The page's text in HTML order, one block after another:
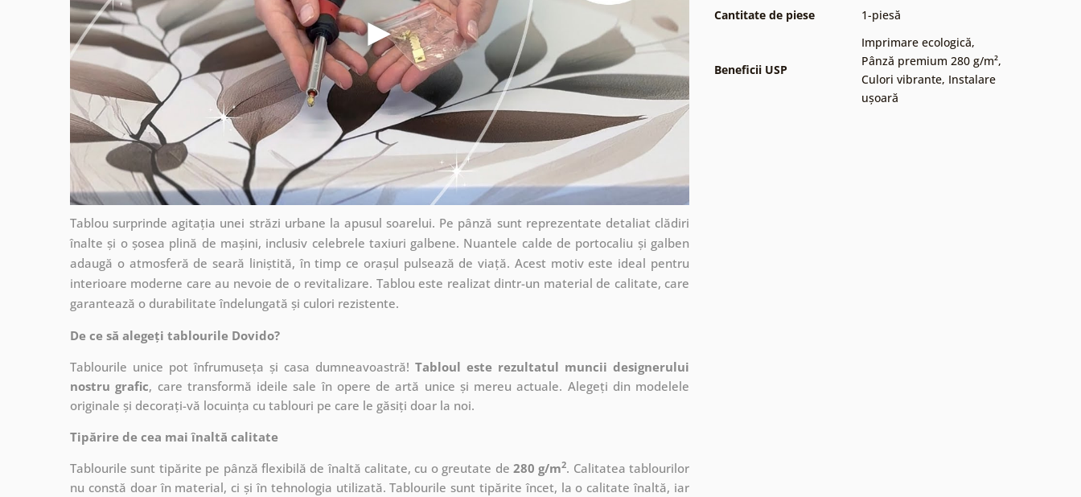
Tablou surprinde agitația unei străzi urbane la apusul soarelui. Pe pânză sunt reprezentate detaliat clădiri
înalte și o șosea plină de mașini, inclusiv celebrele taxiuri galbene. Nuantele calde de portocaliu și galben
adaugă o atmosferă de seară liniștită, în timp ce orașul pulsează de viață. Acest motiv este ideal pentru
interioare moderne care au nevoie de o revitalizare. Tablou este realizat dintr-un material de calitate, care
garantează o durabilitate îndelungată și culori rezistente.
De ce să alegeți tablourile Dovido?
Tablourile unice pot înfrumuseța și casa dumneavoastră! Tabloul este rezultatul muncii designerului
nostru grafic, care transformă ideile sale în opere de artă unice și mereu actuale. Alegeți din modelele
originale și decorați-vă locuința cu tablouri pe care le găsiți doar la noi.
Tipărire de cea mai înaltă calitate
Tablourile sunt tipărite pe pânză flexibilă de înaltă calitate, cu o greutate de 280 g/m2. Calitatea tablourilor
nu constă doar în material, ci și în tehnologia utilizată. Tablourile sunt tipărite încet, la o calitate înaltă, iar
Cantitate de piese
1-piesă
Beneficii USP
Imprimare ecologică,
Pânză premium 280 g/m²,
Culori vibrante, Instalare
ușoară